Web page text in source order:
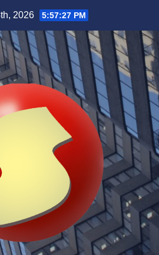
2026 5:57:28 PM